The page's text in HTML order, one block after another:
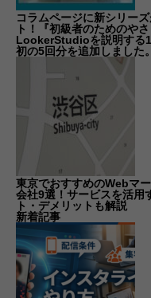
コラムページに新シリー
ト！『初級者のためのやさ
LookerStudioを説明する
初の5回分を追加しました。
東京でおすすめのWebマ
会社9選！サービスを活用
ト・デメリットも解説
新着記事